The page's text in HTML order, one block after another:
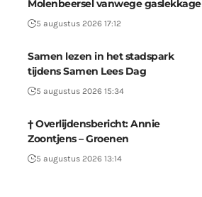
Molenbeersel vanwege gaslekkage
5 augustus 2026 17:12
Samen lezen in het stadspark
tijdens Samen Lees Dag
5 augustus 2026 15:34
† Overlijdensbericht: Annie
Zoontjens – Groenen
5 augustus 2026 13:14